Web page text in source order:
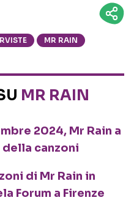
MR RAIN
MR RAIN
2024, Mr Rain a
canzoni
di Mr Rain in
Forum a Firenze